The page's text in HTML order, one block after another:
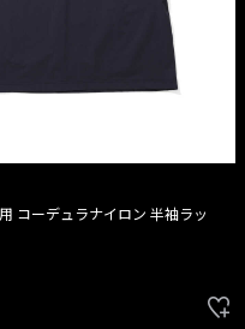
コーデュラナイロン 半袖ラッ